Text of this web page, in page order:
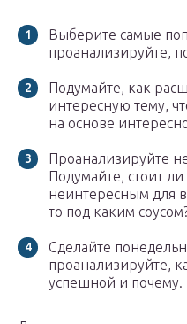
Выберите самые
проанализируйте,
Подумайте, как
интересную тему,
на основе
Проанализируйте
Подумайте, стоит
неинтересным для
то под каким
Сделайте
проанализируйте,
успешной и почему.